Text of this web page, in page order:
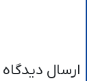
ارسال دیدگاه